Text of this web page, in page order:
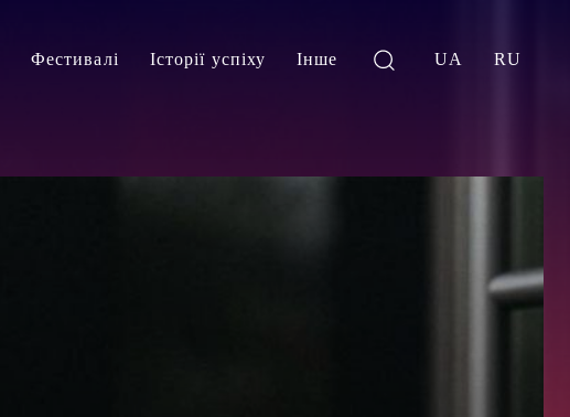
Фестивалі Історії успіху Інше UA RU